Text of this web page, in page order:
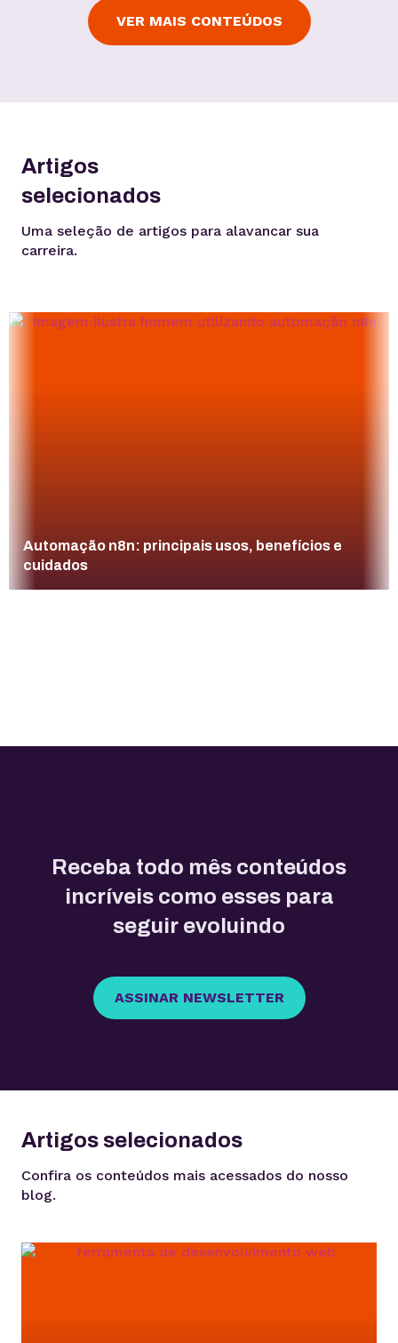
VER MAIS CONTEÚDOS
Artigos
selecionados
Uma seleção de artigos para alavancar sua
carreira.
Automação n8n: principais usos, benefícios e
cuidados
Receba todo mês conteúdos
incríveis como esses para
seguir evoluindo
ASSINAR NEWSLETTER
Artigos selecionados
Confira os conteúdos mais acessados do nosso
blog.